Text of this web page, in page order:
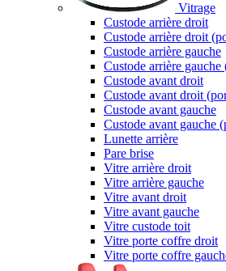
Vitrage
Custode arrière droit
Custode arrière droit
Custode arrière gauche
Custode arrière gauche
Custode avant droit
Custode avant droit
Custode avant gauche
Custode avant gauche
Lunette arrière
Pare brise
Vitre arrière droit
Vitre arrière gauche
Vitre avant droit
Vitre avant gauche
Vitre custode toit
Vitre porte coffre droit
Vitre porte coffre